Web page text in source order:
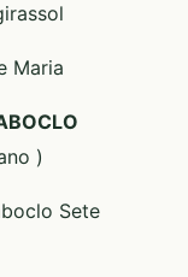
Maria
)
Sete